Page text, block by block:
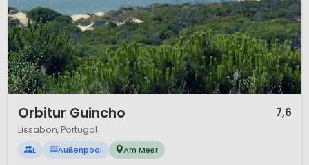
Orbitur Guincho 7,6
Lissabon, Portugal
L Außenpool Am Meer